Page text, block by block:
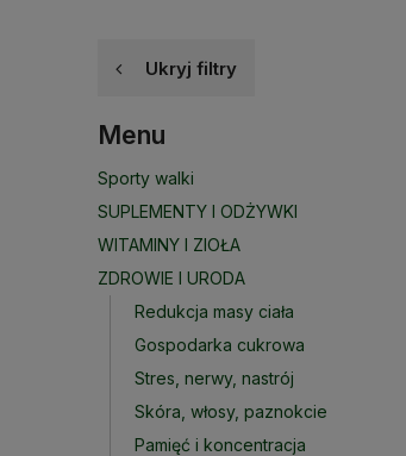
Ukryj filtry
Menu
Sporty walki
SUPLEMENTY I ODŻYWKI
WITAMINY I ZIOŁA
ZDROWIE I URODA
Redukcja masy ciała
Gospodarka cukrowa
Stres, nerwy, nastrój
Skóra, włosy, paznokcie
Pamięć i koncentracja